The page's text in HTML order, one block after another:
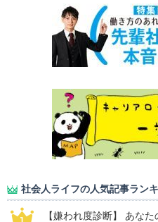
社会人ライフの人気記事ラン
【嫌われ度診断】 あな